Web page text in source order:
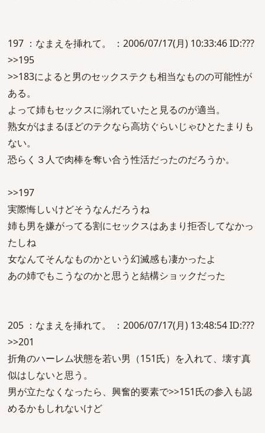
197 ：なまえを挿れて。 ：2006/07/17(月) 10:33:46 ID:???
>>195
>>183によると男のセックステクも相当なものの可能性が
ある。
よって姉もセックスに溺れていたと見るのが適当。
熟女がはまるほどのテクなら高坊ぐらいじゃひとたまりも
ない。
恐らく３人で肉棒を奪い合う性活だったのだろうか。
>>197
実際悔しいけどそうなんだろうね
姉も男を嫌がってる割にセックスはあまり拒否してなかっ
たしね
女なんてそんなものかという幻滅感も凄かったよ
あの姉でもこうなのかと思うと結構ショックだった
205 ：なまえを挿れて。 ：2006/07/17(月) 13:48:54 ID:???
>>201
折角のハーレム状態を若い男（151氏）を入れて、壊す真
似はしないと思う。
男が立たなくなったら、興奮的要素で>>151氏の参入も認
めるかもしれないけど